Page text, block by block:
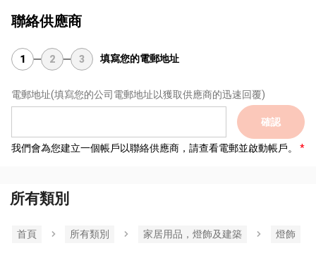
聯絡供應商
1 2 3 填寫您的電郵地址
電郵地址(填寫您的公司電郵地址以獲取供應商的迅速回覆)
確認
我們會為您建立一個帳戶以聯絡供應商，請查看電郵並啟動帳戶。
所有類別
首頁 所有類別 家居用品，燈飾及建築 燈飾